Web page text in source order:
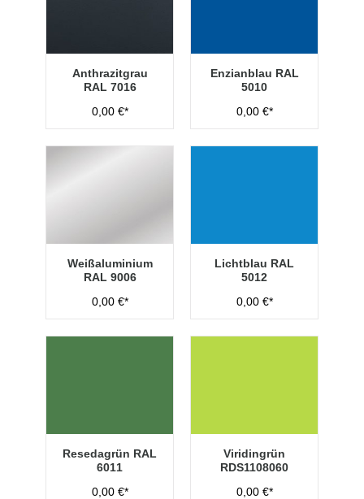
Anthrazitgrau
RAL 7016
0,00 €*
Enzianblau RAL
5010
0,00 €*
Weißaluminium
RAL 9006
0,00 €*
Lichtblau RAL
5012
0,00 €*
Resedagrün RAL
6011
0,00 €*
Viridingrün
RDS1108060
0,00 €*